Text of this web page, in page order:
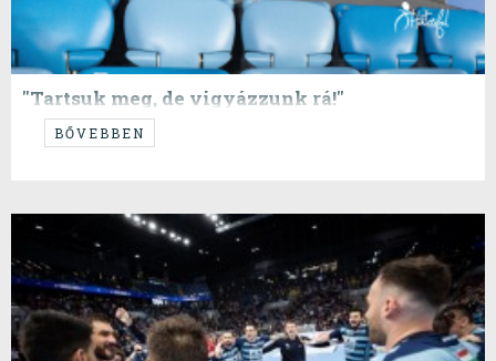
"Tartsuk meg, de vigyázzunk rá!"
A klub vezetői megfogadják-e alapítónk szavait?
BŐVEBBEN